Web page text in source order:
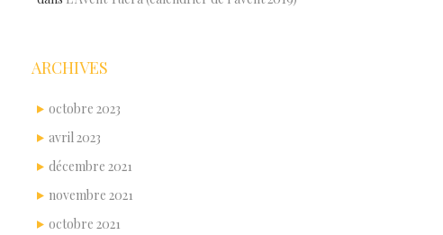
ARCHIVES
octobre 2023
avril 2023
décembre 2021
novembre 2021
octobre 2021